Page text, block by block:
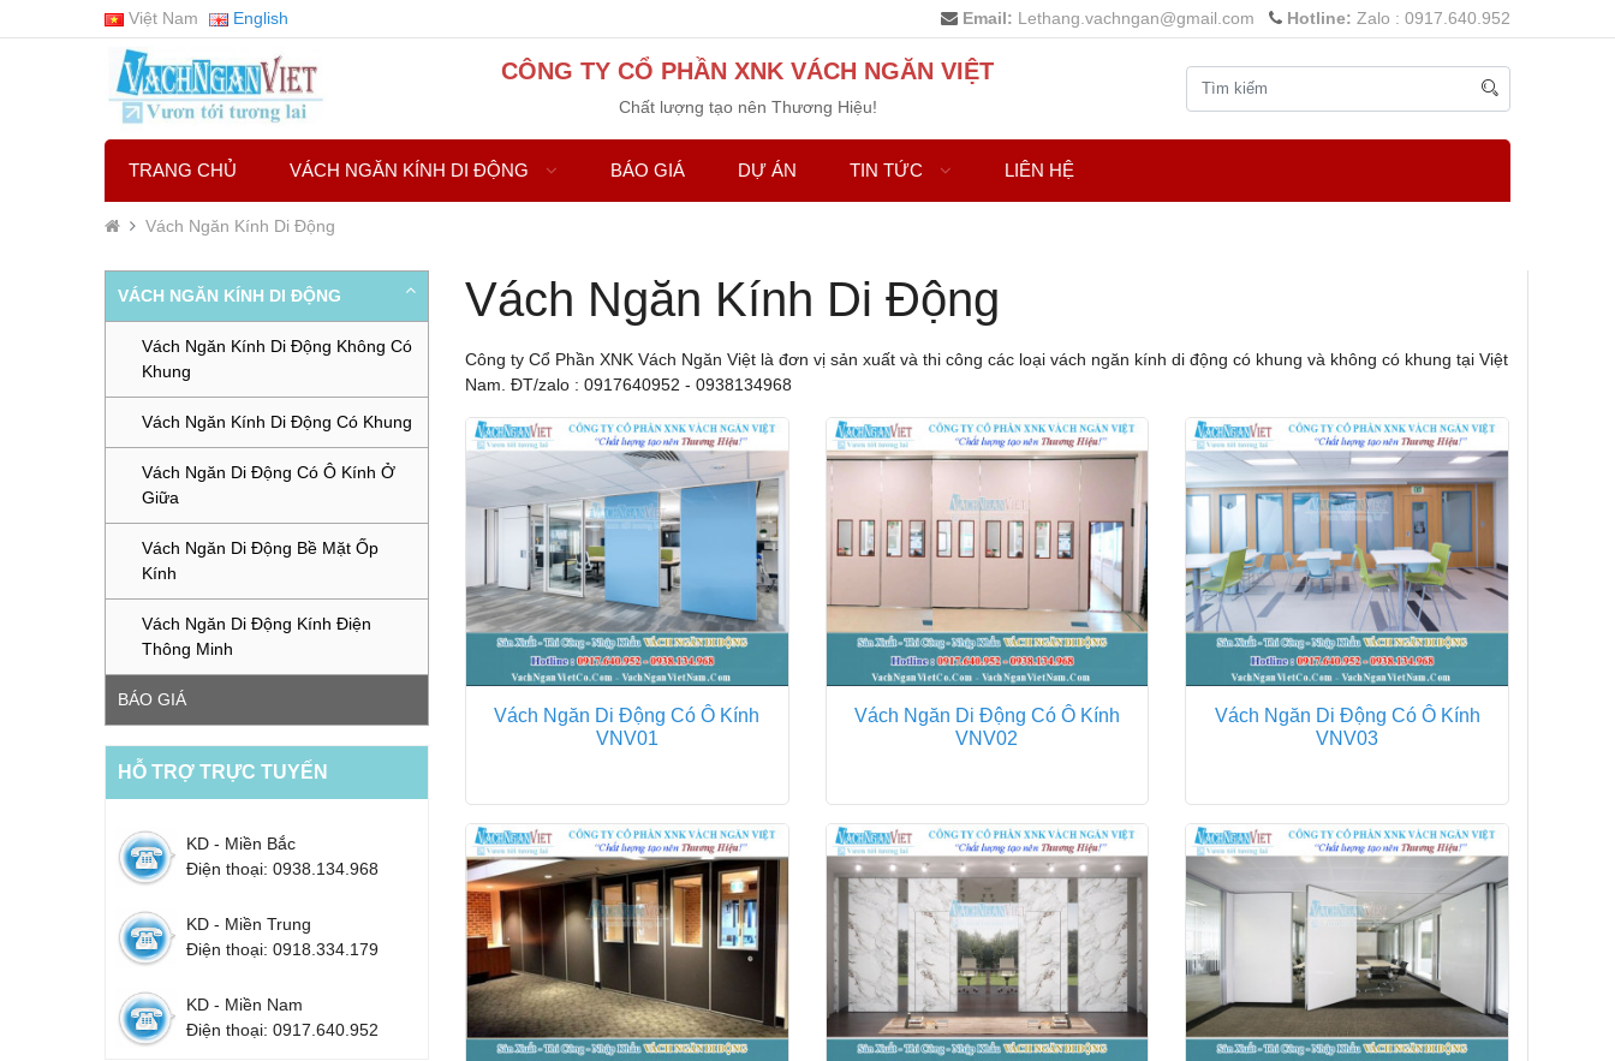
Việt Nam English Email: Lethang.vachngan@gmail.com Hotline: Zalo : 0917.640.952
CÔNG TY CỔ PHẦN XNK VÁCH NGĂN VIỆT
Chất lượng tạo nên Thương Hiệu!
TRANG CHỦ VÁCH NGĂN KÍNH DI ĐỘNG BÁO GIÁ DỰ ÁN TIN TỨC LIÊN HỆ
Vách Ngăn Kính Di Động
VÁCH NGĂN KÍNH DI ĐỘNG
Vách Ngăn Kính Di Động Không Có
Khung
Vách Ngăn Kính Di Động Có Khung
Vách Ngăn Di Động Có Ô Kính Ở
Giữa
Vách Ngăn Di Động Bề Mặt Ốp
Kính
Vách Ngăn Di Động Kính Điện
Thông Minh
BÁO GIÁ
HỖ TRỢ TRỰC TUYẾN
KD - Miền Bắc
Điện thoại: 0938.134.968
KD - Miền Trung
Điện thoại: 0918.334.179
KD - Miền Nam
Điện thoại: 0917.640.952
Vách Ngăn Kính Di Động
Công ty Cổ Phần XNK Vách Ngăn Việt là đơn vị sản xuất và thi công các loại vách ngăn kính di động có khung và không có khung tại Việt
Nam. ĐT/zalo : 0917640952 - 0938134968
Vách Ngăn Di Động Có Ô Kính
VNV01
Vách Ngăn Di Động Có Ô Kính
VNV02
Vách Ngăn Di Động Có Ô Kính
VNV03